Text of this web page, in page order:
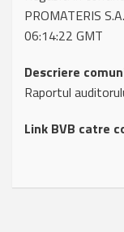
PROMATERIS
06:14:22 GMT
Descriere
Raportul
Link BVB catre